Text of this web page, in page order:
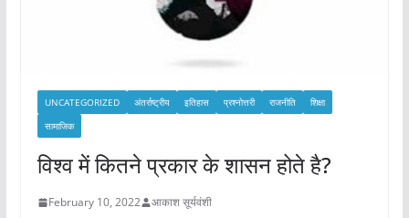
UNCATEGORIZED अंतर्राष्ट्रीय इतिहास प्रश्नोत्तरी राजनीति
शिक्षा
सामाजिक
विश्व में कितने प्रकार के शासन होते है?
February 10, 2022 आकाश सूर्यवंशी